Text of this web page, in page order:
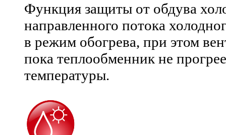
Функция защиты от обдува
направленного потока
в режим обогрева, при этом
пока теплообменник не
температуры.